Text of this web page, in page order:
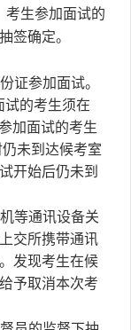
生参加面试的
签确定。
证参加面试。
的考生须在
加面试的考生
未到达候考室
开始后仍未到
等通讯设备关
交所携带通讯
发现考生在候
予取消本次考